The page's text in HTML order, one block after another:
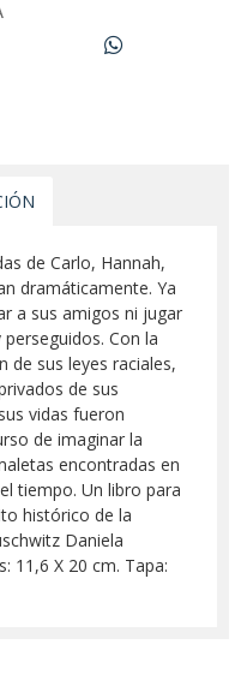
de Carlo, Hannah,
dramáticamente. Ya
a sus amigos ni jugar
Con la
de sus leyes raciales,
de sus
vidas fueron
de imaginar la
encontradas en
tiempo. Un libro para
histórico de la
Daniela
11,6 X 20 cm. Tapa: